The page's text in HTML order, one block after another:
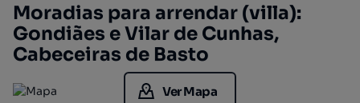
Moradias para arrendar (villa):
Gondiães e Vilar de Cunhas,
Cabeceiras de Basto
Ver Mapa